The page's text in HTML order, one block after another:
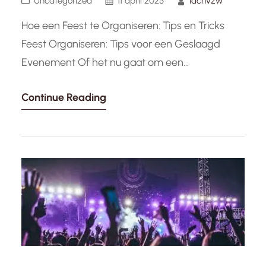
Hoe een Feest te Organiseren: Tips en Tricks
Feest Organiseren: Tips voor een Geslaagd
Evenement Of het nu gaat om een
bedrijfsevenement, het organiseren van een
Met de juiste planning en voorbereiding kunt u
Continue Reading